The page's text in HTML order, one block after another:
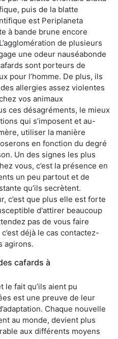
puis de la blatte
est Periplaneta
à bande brune encore
de plusieurs
une odeur nauséabonde
sont porteurs de
pour l’homme. De plus, ils
allergies assez violentes
vos animaux
ces désagréments, le mieux
qui s’imposent et au-
utiliser la manière
en fonction du degré
Un des signes les plus
vous, c’est la présence en
un peu partout et de
qu’ils secrètent.
c’est que plus elle est forte
d'attirer beaucoup
pas de vous faire
déjà le cas contactez-
agirons.
cafards à
le fait qu’ils aient pu
est une preuve de leur
Chaque nouvelle
au monde, devient plus
aux différents moyens